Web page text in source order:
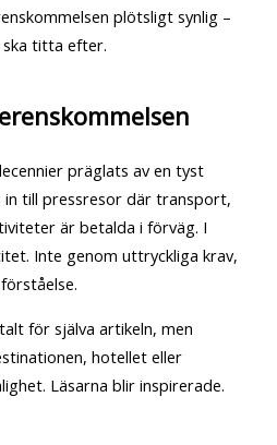
plötsligt synlig –
titta efter.
präglats av en tyst
in till pressresor där transport,
är betalda i förväg. I
Inte genom uttryckliga krav,
för själva artikeln, men
hotellet eller
Läsarna blir inspirerade.